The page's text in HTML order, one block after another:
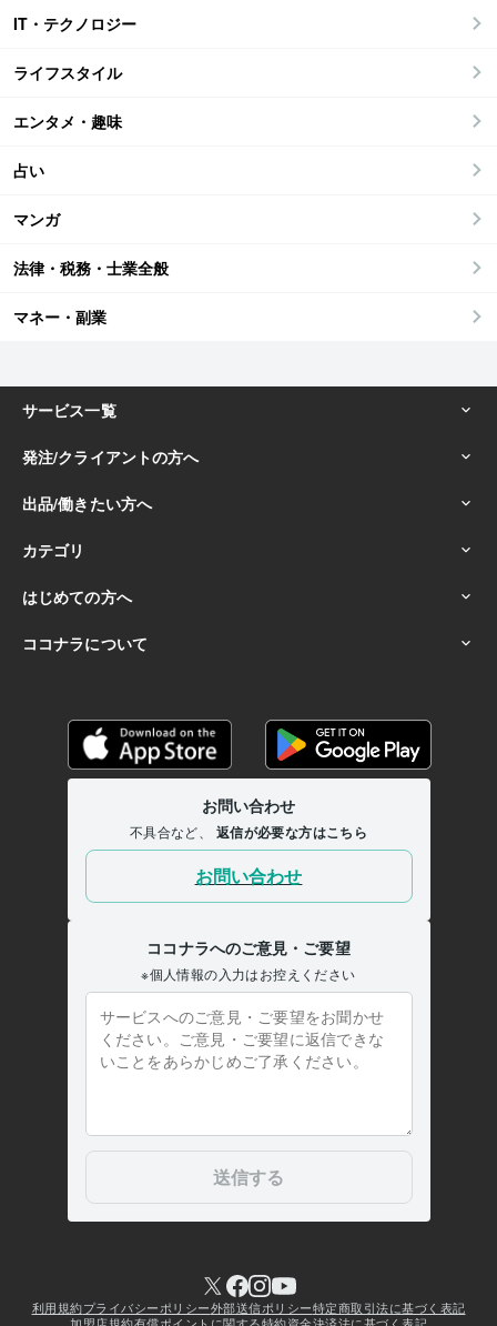
IT・テクノロジー
ライフスタイル
エンタメ・趣味
占い
マンガ
法律・税務・士業全般
マネー・副業